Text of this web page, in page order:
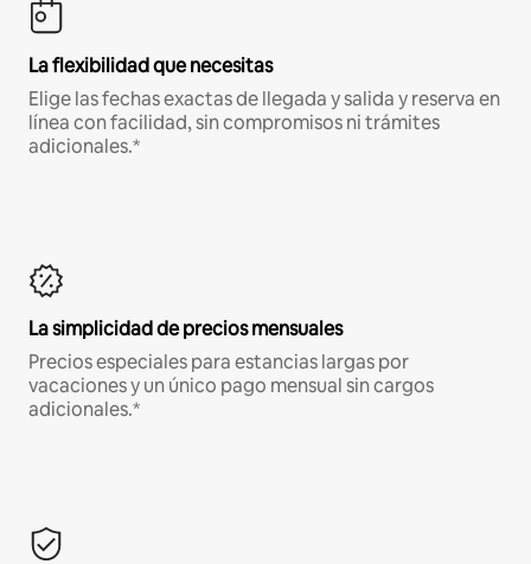
La flexibilidad que necesitas
Elige las fechas exactas de llegada y salida y reserva en
línea con facilidad, sin compromisos ni trámites
adicionales.*
La simplicidad de precios mensuales
Precios especiales para estancias largas por
vacaciones y un único pago mensual sin cargos
adicionales.*